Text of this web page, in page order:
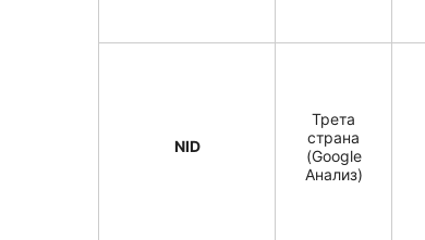
NID
Трета
страна
(Google
Анализ)